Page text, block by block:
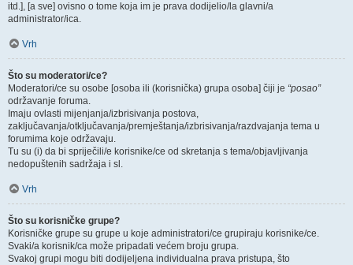
itd.], [a sve] ovisno o tome koja im je prava dodijelio/la glavni/a
administrator/ica.
Vrh
Što su moderatori/ce?
Moderatori/ce su osobe [osoba ili (korisnička) grupa osoba] čiji je “posao”
održavanje foruma.
Imaju ovlasti mijenjanja/izbrisivanja postova,
zaključavanja/otključavanja/premještanja/izbrisivanja/razdvajanja tema u
forumima koje održavaju.
Tu su (i) da bi spriječili/e korisnike/ce od skretanja s tema/objavljivanja
nedopuštenih sadržaja i sl.
Vrh
Što su korisničke grupe?
Korisničke grupe su grupe u koje administratori/ce grupiraju korisnike/ce.
Svaki/a korisnik/ca može pripadati većem broju grupa.
Svakoj grupi mogu biti dodijeljena individualna prava pristupa, što